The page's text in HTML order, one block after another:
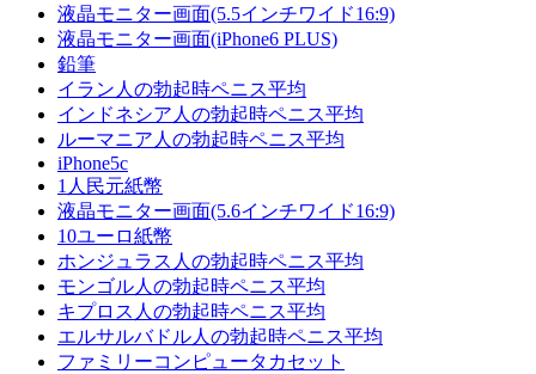
液晶モニター画面(5.5インチワイド16:9)
液晶モニター画面(iPhone6 PLUS)
鉛筆
イラン人の勃起時ペニス平均
インドネシア人の勃起時ペニス平均
ルーマニア人の勃起時ペニス平均
iPhone5c
1人民元紙幣
液晶モニター画面(5.6インチワイド16:9)
10ユーロ紙幣
ホンジュラス人の勃起時ペニス平均
モンゴル人の勃起時ペニス平均
キプロス人の勃起時ペニス平均
エルサルバドル人の勃起時ペニス平均
ファミリーコンピュータカセット